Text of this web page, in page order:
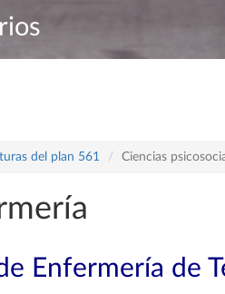
del plan 561 Ciencias
Enfermería de